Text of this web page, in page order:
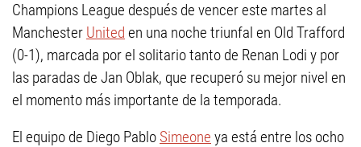
Champions League después de vencer este martes al
Manchester United en una noche triunfal en Old Trafford
(0-1), marcada por el solitario tanto de Renan Lodi y por
las paradas de Jan Oblak, que recuperó su mejor nivel en
el momento más importante de la temporada.
El equipo de Diego Pablo Simeone ya está entre los ocho